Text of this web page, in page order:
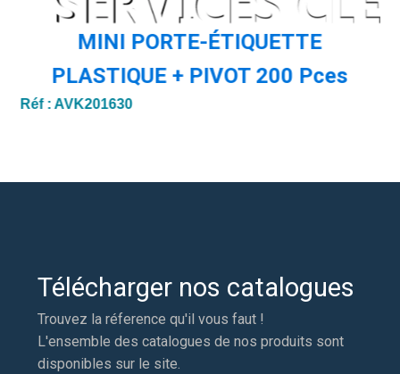
MINI PORTE-ÉTIQUETTE
PLASTIQUE + PIVOT 200 Pces
Réf : AVK201630
Télécharger nos catalogues
Trouvez la réference qu'il vous faut !
L'ensemble des catalogues de nos produits sont
disponibles sur le site.